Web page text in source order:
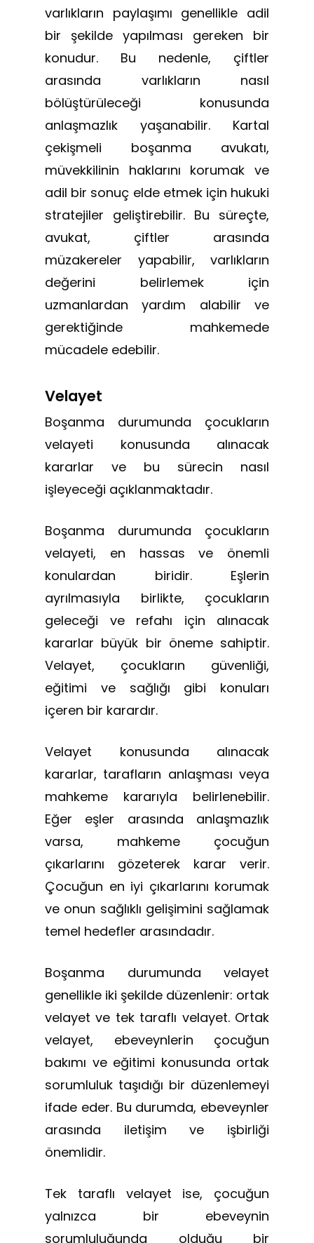
varlıkların paylaşımı genellikle adil
bir şekilde yapılması gereken bir
konudur. Bu nedenle, çiftler
arasında varlıkların nasıl
bölüştürüleceği konusunda
anlaşmazlık yaşanabilir. Kartal
çekişmeli boşanma avukatı,
müvekkilinin haklarını korumak ve
adil bir sonuç elde etmek için hukuki
stratejiler geliştirebilir. Bu süreçte,
avukat, çiftler arasında
müzakereler yapabilir, varlıkların
değerini belirlemek için
uzmanlardan yardım alabilir ve
gerektiğinde mahkemede
mücadele edebilir.
Velayet
Boşanma durumunda çocukların
velayeti konusunda alınacak
kararlar ve bu sürecin nasıl
işleyeceği açıklanmaktadır.
Boşanma durumunda çocukların
velayeti, en hassas ve önemli
konulardan biridir. Eşlerin
ayrılmasıyla birlikte, çocukların
geleceği ve refahı için alınacak
kararlar büyük bir öneme sahiptir.
Velayet, çocukların güvenliği,
eğitimi ve sağlığı gibi konuları
içeren bir karardır.
Velayet konusunda alınacak
kararlar, tarafların anlaşması veya
mahkeme kararıyla belirlenebilir.
Eğer eşler arasında anlaşmazlık
varsa, mahkeme çocuğun
çıkarlarını gözeterek karar verir.
Çocuğun en iyi çıkarlarını korumak
ve onun sağlıklı gelişimini sağlamak
temel hedefler arasındadır.
Boşanma durumunda velayet
genellikle iki şekilde düzenlenir: ortak
velayet ve tek taraflı velayet. Ortak
velayet, ebeveynlerin çocuğun
bakımı ve eğitimi konusunda ortak
sorumluluk taşıdığı bir düzenlemeyi
ifade eder. Bu durumda, ebeveynler
arasında iletişim ve işbirliği
önemlidir.
Tek taraflı velayet ise, çocuğun
yalnızca bir ebeveynin
sorumluluğunda olduğu bir